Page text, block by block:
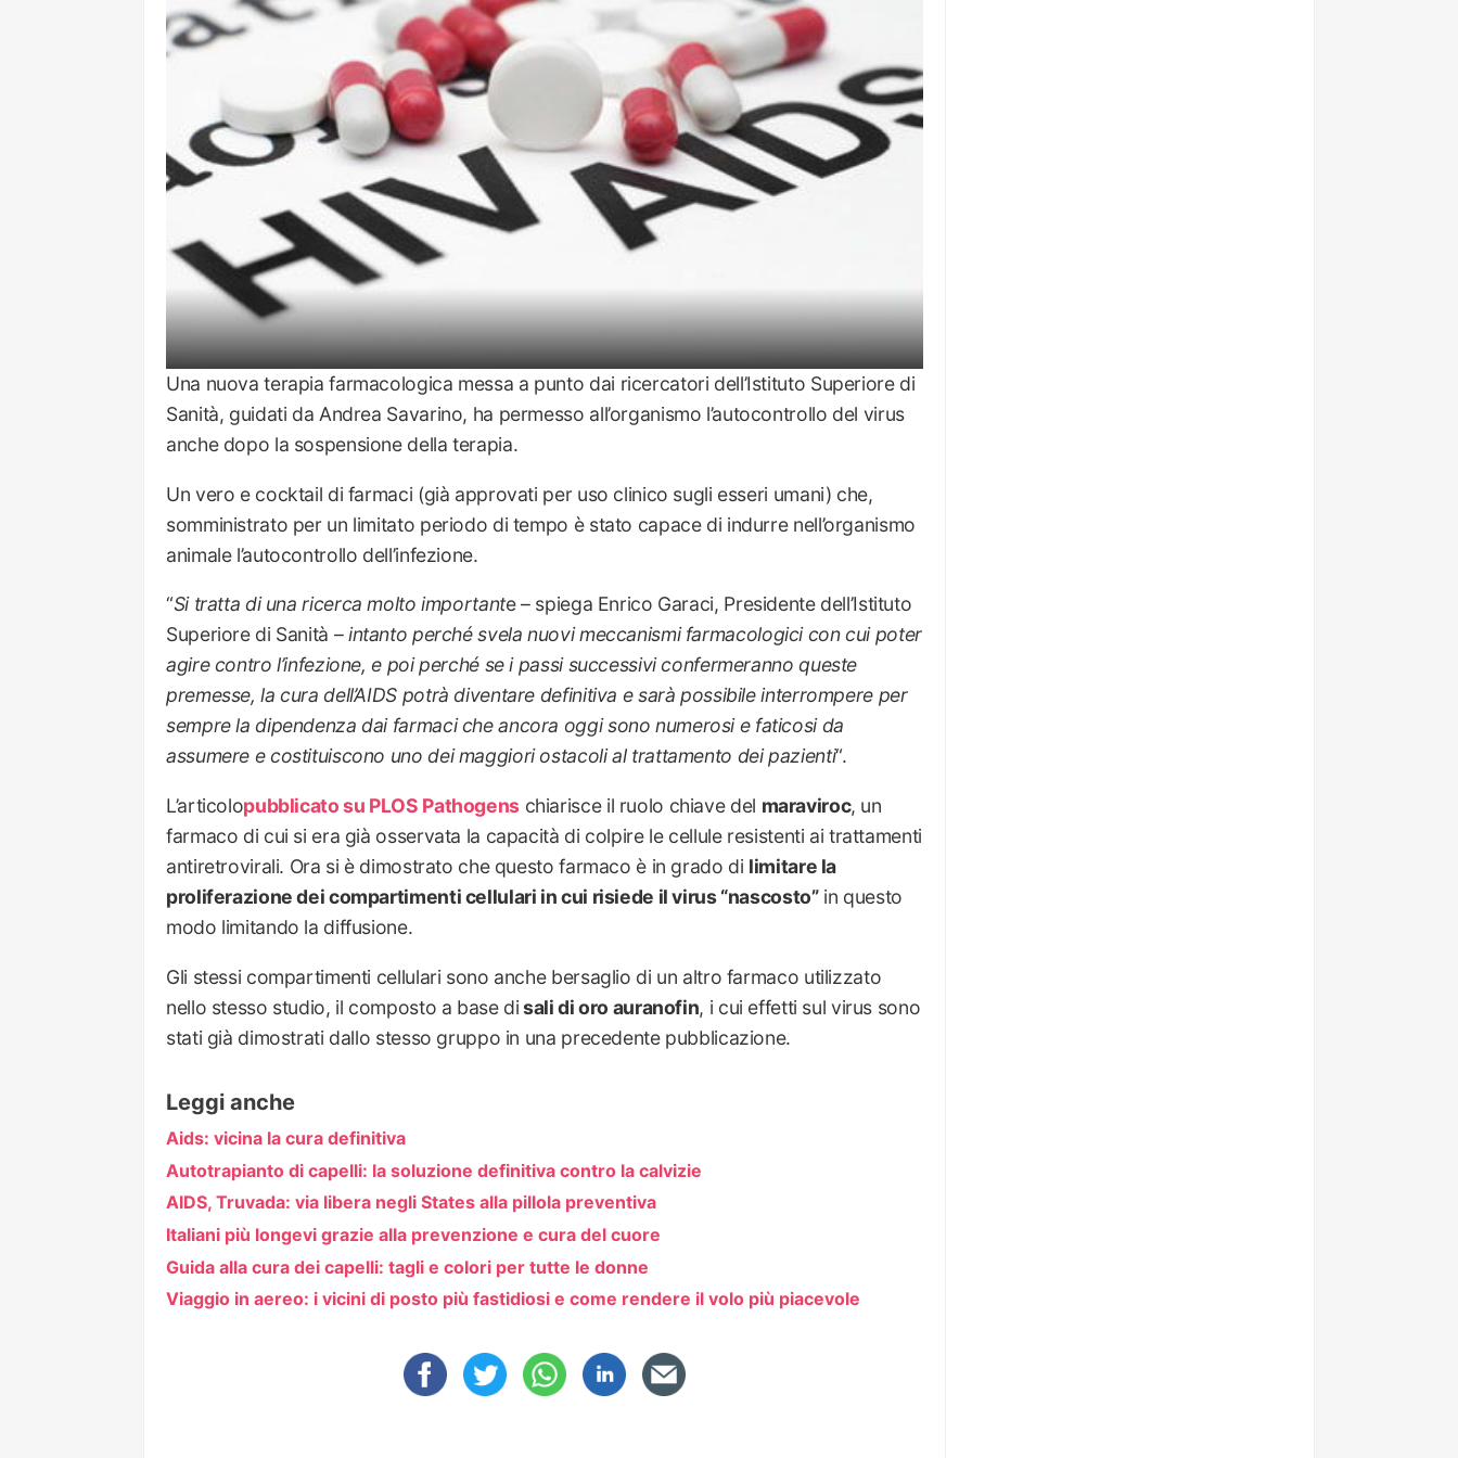
Una nuova terapia farmacologica messa a punto dai ricercatori dell’Istituto Superiore di
Sanità, guidati da Andrea Savarino, ha permesso all’organismo l’autocontrollo del virus
anche dopo la sospensione della terapia.
Un vero e cocktail di farmaci (già approvati per uso clinico sugli esseri umani) che,
somministrato per un limitato periodo di tempo è stato capace di indurre nell’organismo
animale l’autocontrollo dell’infezione.
“Si tratta di una ricerca molto importante – spiega Enrico Garaci, Presidente dell’Istituto
Superiore di Sanità –intanto perché svela nuovi meccanismi farmacologici con cui poter
agire contro l’infezione, e poi perché se i passi successivi confermeranno queste
premesse, la cura dell’AIDS potrà diventare definitiva e sarà possibile interrompere per
sempre la dipendenza dai farmaci che ancora oggi sono numerosi e faticosi da
assumere e costituiscono uno dei maggiori ostacoli al trattamento dei pazienti“.
L’articolopubblicato su PLOS Pathogenschiarisce il ruolo chiave del maraviroc, un
farmaco di cui si era già osservata la capacità di colpire le cellule resistenti ai trattamenti
antiretrovirali. Ora si è dimostrato che questo farmaco è in grado di limitare la
proliferazione dei compartimenti cellulari in cui risiede il virus “nascosto”in questo
modo limitando la diffusione.
Gli stessi compartimenti cellulari sono anche bersaglio di un altro farmaco utilizzato
nello stesso studio, il composto a base disali di oro auranofin, i cui effetti sul virus sono
stati già dimostrati dallo stesso gruppo in una precedente pubblicazione.
Leggi anche
Aids: vicina la cura definitiva
Autotrapianto di capelli: la soluzione definitiva contro la calvizie
AIDS, Truvada: via libera negli States alla pillola preventiva
Italiani più longevi grazie alla prevenzione e cura del cuore
Guida alla cura dei capelli: tagli e colori per tutte le donne
Viaggio in aereo: i vicini di posto più fastidiosi e come rendere il volo più piacevole